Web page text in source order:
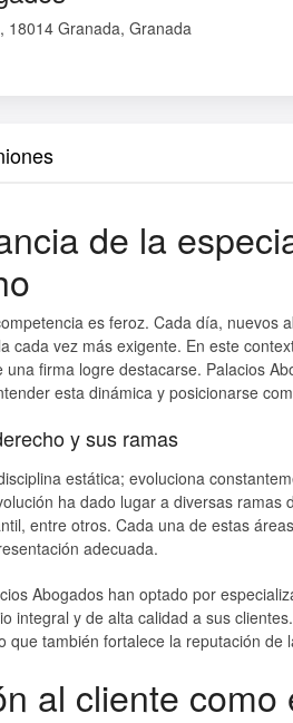
18014 Granada, Granada
de la
es feroz. Cada día, nuevos
cada vez más exigente. En este
firma logre destacarse. Palacios
esta dinámica y posicionarse
y sus ramas
estática; evoluciona
ha dado lugar a diversas
entre otros. Cada una de estas
adecuada.
Abogados han optado por
integral y de alta calidad a sus
que también fortalece la reputación de
al cliente como